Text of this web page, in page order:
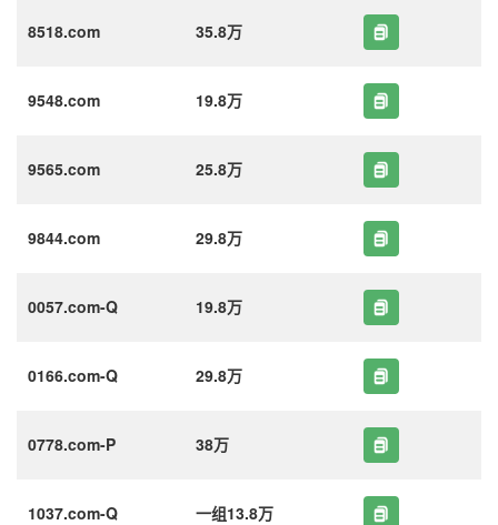
8518.com 35.8万
9548.com 19.8万
9565.com 25.8万
9844.com 29.8万
0057.com-Q 19.8万
0166.com-Q 29.8万
0778.com-P 38万
1037.com-Q 一组13.8万